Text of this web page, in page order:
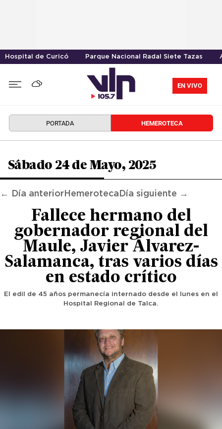
Hospital de Curicó Parque Nacional Radal Siete Tazas
EN VIVO
PORTADA HEMEROTECA
Sábado 24 de Mayo, 2025
← Día anterior Hemeroteca Día siguiente →
Fallece hermano del
gobernador regional del
Maule, Javier Álvarez-
Salamanca, tras varios días
en estado crítico
El edil de 45 años permanecía internado desde el lunes en el
Hospital Regional de Talca.